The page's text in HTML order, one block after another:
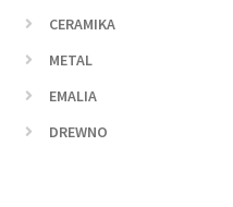
CERAMIKA
METAL
EMALIA
DREWNO